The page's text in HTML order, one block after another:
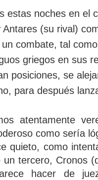
estas noches en el
Antares (su rival)
combate, tal
griegos en sus
posiciones, se
para después
atentamente
como sería
quieto, como
un tercero, Cronos
hacer de